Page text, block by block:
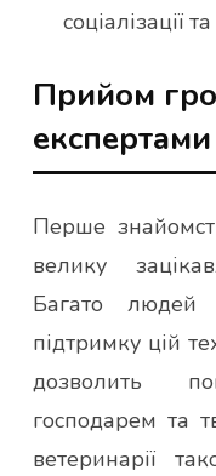
соціалізації
Прийом
експертами
Перше
велику
Багато людей
підтримку цій
дозволить
господарем та
ветеринарії